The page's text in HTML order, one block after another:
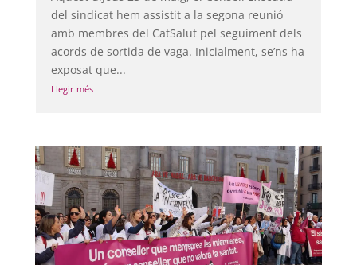
del sindicat hem assistit a la segona reunió
amb membres del CatSalut pel seguiment dels
acords de sortida de vaga. Inicialment, se’ns ha
exposat que...
Llegir més